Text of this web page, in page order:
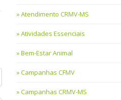
Atendimento CRMV-MS
Atividades Essenciais
Bem-Estar Animal
Campanhas CFMV
Campanhas CRMV-MS